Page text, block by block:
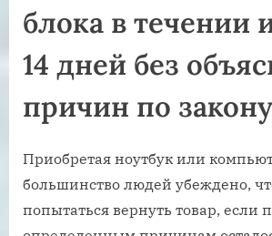
блока в течении
14 дней без
причин по закону
Приобретая ноутбук или
большинство людей убеждено,
попытаться вернуть товар, если